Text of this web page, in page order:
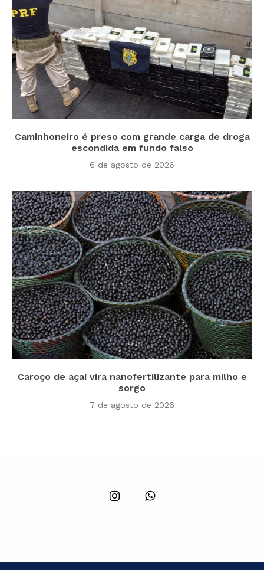
Caminhoneiro é preso com grande carga de droga
escondida em fundo falso
6 de agosto de 2026
Caroço de açaí vira nanofertilizante para milho e
sorgo
7 de agosto de 2026